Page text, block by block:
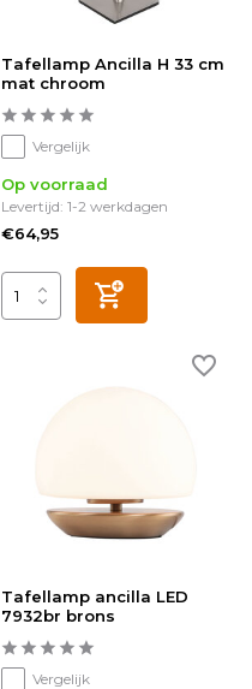
Tafellamp Ancilla H 33 cm
mat chroom
Vergelijk
Op voorraad
Levertijd: 1-2 werkdagen
€64,95
Tafellamp ancilla LED
7932br brons
Vergelijk